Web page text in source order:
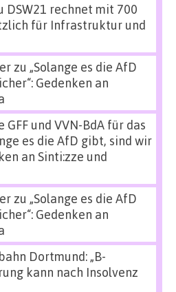
DSW21 rechnet mit 700
für Infrastruktur und
zu „Solange es die AfD
Gedenken an
und VVN-BdA für das
es die AfD gibt, sind wir
an Sinti:zze und
zu „Solange es die AfD
Gedenken an
Dortmund: „B-
kann nach Insolvenz